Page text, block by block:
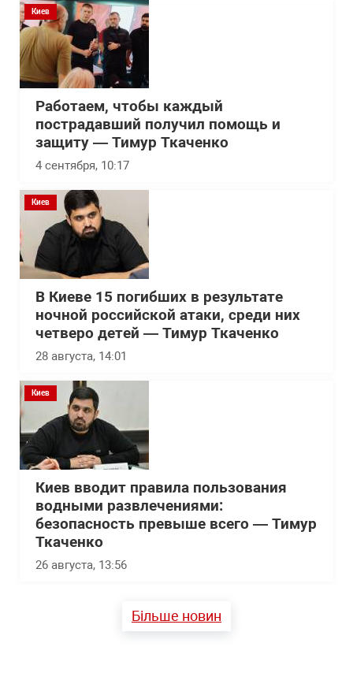
Киев
Работаем, чтобы каждый
пострадавший получил помощь и
защиту — Тимур Ткаченко
4 сентября, 10:17
Киев
В Киеве 15 погибших в результате
ночной российской атаки, среди них
четверо детей — Тимур Ткаченко
28 августа, 14:01
Киев
Киев вводит правила пользования
водными развлечениями:
безопасность превыше всего — Тимур
Ткаченко
26 августа, 13:56
Більше новин